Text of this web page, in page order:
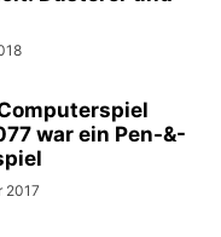
war ein Pen-&-
2017